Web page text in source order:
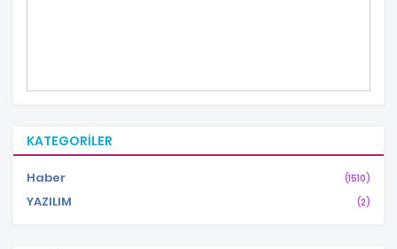
KATEGORILER
Haber (1510)
YAZILIM (2)